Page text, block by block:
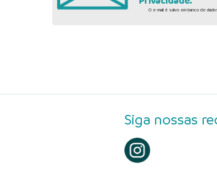
O e-mail é salvo em banco de
Siga nossas